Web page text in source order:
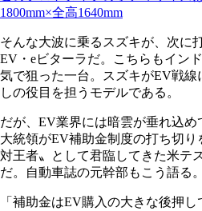
1800mm×全高1640mm
そんな大波に乗るスズキが、次に
EV・eビターラだ。こちらもイン
気で狙った一台。スズキがEV戦線
しの役目を担うモデルである。
だが、EV業界には暗雲が垂れ込
大統領がEV補助金制度の打ち切
対王者〟として君臨してきた米テ
だ。自動車誌の元幹部もこう語る。
「補助金はEV購入の大きな後押